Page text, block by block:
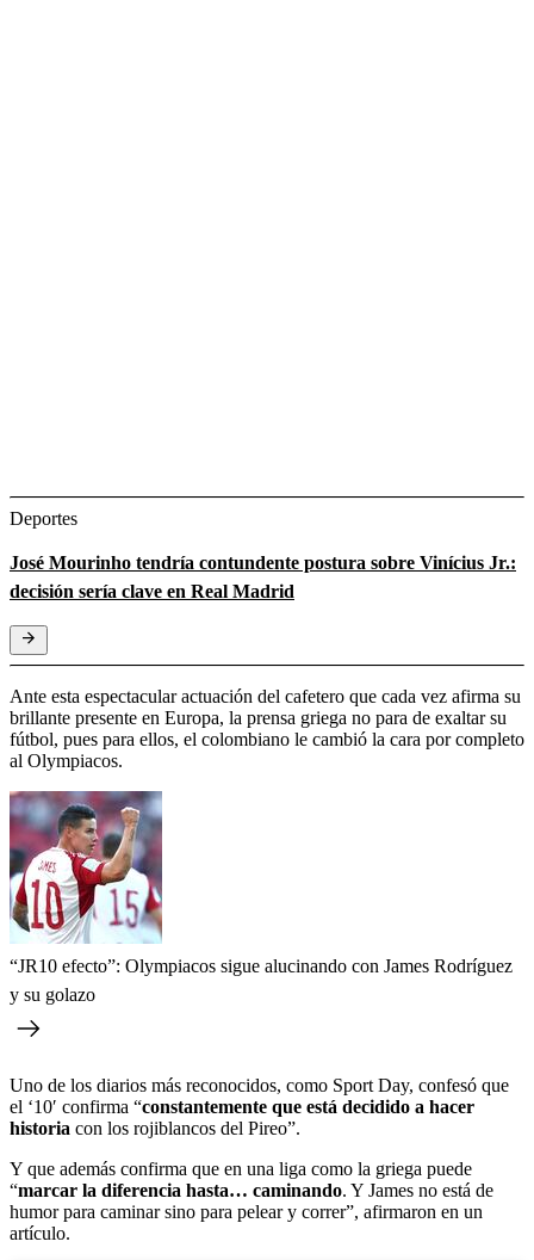
Deportes
José Mourinho tendría contundente postura sobre Vinícius Jr.:
decisión sería clave en Real Madrid
Ante esta espectacular actuación del cafetero que cada vez afirma su
brillante presente en Europa, la prensa griega no para de exaltar su
fútbol, pues para ellos, el colombiano le cambió la cara por completo
al Olympiacos.
“JR10 efecto”: Olympiacos sigue alucinando con James Rodríguez
y su golazo
Uno de los diarios más reconocidos, como Sport Day, confesó que
el ‘10′ confirma “constantemente que está decidido a hacer
historia con los rojiblancos del Pireo”.
Y que además confirma que en una liga como la griega puede
“marcar la diferencia hasta… caminando. Y James no está de
humor para caminar sino para pelear y correr”, afirmaron en un
artículo.